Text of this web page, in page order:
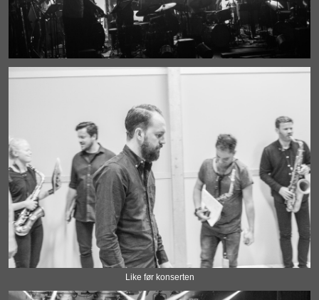
Like før konserten